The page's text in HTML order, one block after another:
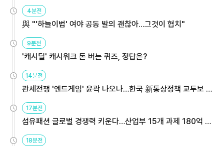
4분전
與 "'하늘이법' 여야 공동 발의 괜찮아…그것이 협치"
9분전
'캐시딜' 캐시워크 돈 버는 퀴즈, 정답은?
14분전
관세전쟁 '엔드게임' 윤곽 나오나…한국 新통상정책 교두보 활
용해야
17분전
섬유패션 글로벌 경쟁력 키운다…산업부 15개 과제 180억 지
원
18분전